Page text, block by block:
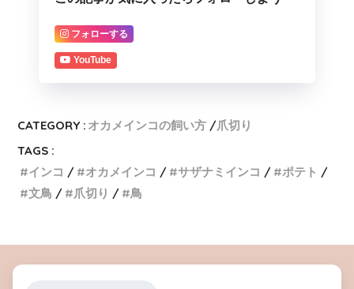
フォローする
YouTube
CATEGORY : オカメインコの飼い方
爪切り
TAGS :
インコ
オカメインコ サザナミインコ
ポテト
文鳥
爪切り 鳥